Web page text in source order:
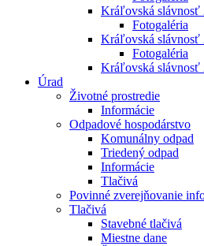
Kráľovská slávnosť
Fotogaléria
Kráľovská slávnosť
Fotogaléria
Kráľovská slávnosť
Úrad
Životné prostredie
Informácie
Odpadové hospodárstvo
Komunálny odpad
Triedený odpad
Informácie
Tlačivá
Povinné zverejňovanie
Tlačivá
Stavebné tlačivá
Miestne dane